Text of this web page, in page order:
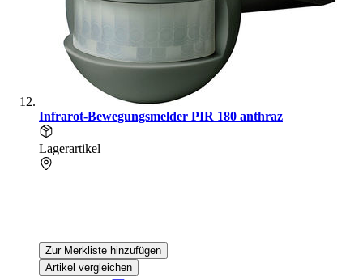
Infrarot-Bewegungsmelder PIR 180 anthraz
Lagerartikel
Zur Merkliste hinzufügen
Artikel vergleichen